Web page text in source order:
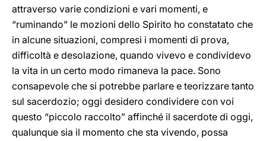
attraverso varie condizioni e vari momenti, e
“ruminando” le mozioni dello Spirito ho constatato che
in alcune situazioni, compresi i momenti di prova,
difficoltà e desolazione, quando vivevo e condividevo
la vita in un certo modo rimaneva la pace. Sono
consapevole che si potrebbe parlare e teorizzare tanto
sul sacerdozio; oggi desidero condividere con voi
questo “piccolo raccolto” affinché il sacerdote di oggi,
qualunque sia il momento che sta vivendo, possa